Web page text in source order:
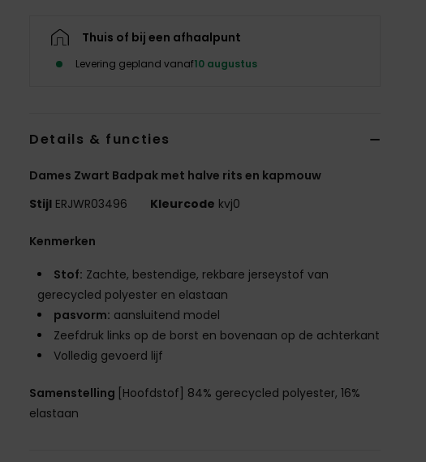
Thuis of bij een afhaalpunt
Levering gepland vanaf10 augustus
Details & functies
Dames Zwart Badpak met halve rits en kapmouw
Stijl ERJWR03496 Kleurcode kvj0
Kenmerken
Stof: Zachte, bestendige, rekbare jerseystof van
gerecycled polyester en elastaan
pasvorm: aansluitend model
Zeefdruk links op de borst en bovenaan op de achterkant
Volledig gevoerd lijf
Samenstelling [Hoofdstof] 84% gerecycled polyester, 16%
elastaan